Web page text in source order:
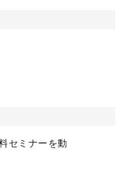
セミナーを動